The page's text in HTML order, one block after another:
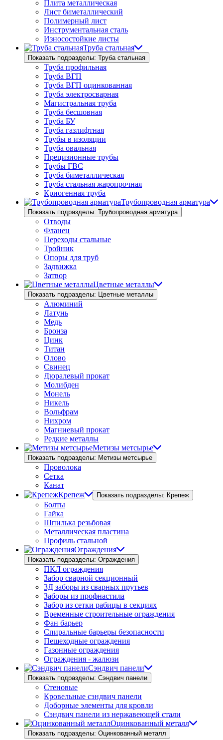
Плита металлическая
Лист биметаллический
Полимерный лист
Инструментальная сталь
Износостойкие листы
Труба стальная
Показать подразделы: Труба стальная
Труба профильная
Труба ВГП
Труба ВГП оцинкованная
Труба электросварная
Магистральная труба
Труба бесшовная
Труба БУ
Труба газлифтная
Трубы в изоляции
Труба овальная
Прецизионные трубы
Трубы ГВС
Труба биметаллическая
Труба стальная жаропрочная
Криогенная труба
Трубопроводная арматура
Показать подразделы: Трубопроводная арматура
Отводы
Фланец
Переходы стальные
Тройник
Опоры для труб
Задвижка
Затвор
Цветные металлы
Показать подразделы: Цветные металлы
Алюминий
Латунь
Медь
Бронза
Цинк
Титан
Олово
Свинец
Дюралевый прокат
Молибден
Монель
Никель
Вольфрам
Нихром
Магниевый прокат
Редкие металлы
Метизы метсырье
Показать подразделы: Метизы метсырье
Проволока
Сетка
Канат
Крепеж
Показать подразделы: Крепеж
Болты
Гайка
Шпилька резьбовая
Металлическая пластина
Профиль стальной
Ограждения
Показать подразделы: Ограждения
ПКЛ ограждения
Забор сварной секционный
3Д заборы из сварных прутьев
Заборы из профнастила
Забор из сетки рабицы в секциях
Временные строительные ограждения
Фан барьер
Спиральные барьеры безопасности
Пешеходные ограждения
Газонные ограждения
Ограждения - жалюзи
Сэндвич панели
Показать подразделы: Сэндвич панели
Стеновые
Кровельные сэндвич панели
Доборные элементы для кровли
Сэндвич панели из нержавеющей стали
Оцинкованный металл
Показать подразделы: Оцинкованный металл